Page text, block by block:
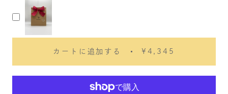
カートに追加する ¥4,345